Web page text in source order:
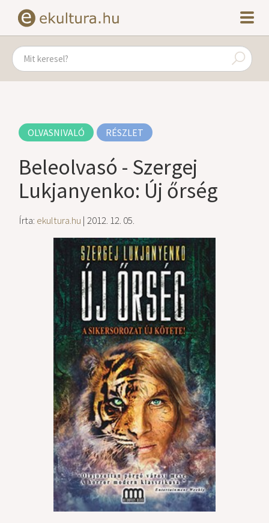
OLVASNIVALÓ RÉSZLET
Beleolvasó - Szergej
Lukjanyenko: Új őrség
Írta: ekultura.hu | 2012. 12. 05.